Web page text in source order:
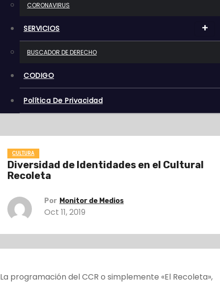
CORONAVIRUS
SERVICIOS
BUSCADOR DE DERECHO
CODIGO
Política De Privacidad
CULTURA
Diversidad de Identidades en el Cultural
Recoleta
Por Monitor de Medios
Oct 11, 2019
La programación del CCR o simplemente «El Recoleta»,